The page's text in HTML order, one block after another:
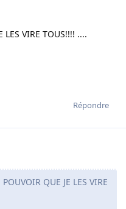
LES VIRE TOUS!!!! ....
Répondre
QUE JE LES VIRE